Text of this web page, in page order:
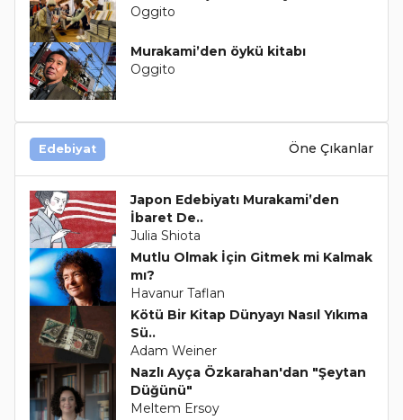
Oggito
Murakami’den öykü kitabı
Oggito
Edebiyat Öne Çıkanlar
Japon Edebiyatı Murakami’den
İbaret De..
Julia Shiota
Mutlu Olmak İçin Gitmek mi Kalmak
mı?
Havanur Taflan
Kötü Bir Kitap Dünyayı Nasıl Yıkıma
Sü..
Adam Weiner
Nazlı Ayça Özkarahan'dan "Şeytan
Düğünü"
Meltem Ersoy